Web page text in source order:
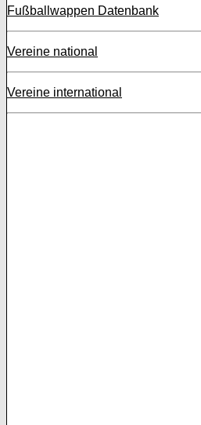
Fußballwappen Datenbank
Vereine national
Vereine international